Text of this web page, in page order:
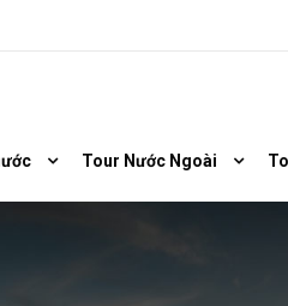
Tour Nước Ngoài